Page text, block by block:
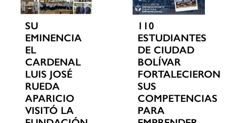
SU
EMINENCIA
EL
CARDENAL
LUIS JOSÉ
RUEDA
APARICIO
VISITÓ LA
110
ESTUDIANTES
DE CIUDAD
BOLÍVAR
FORTALECIERON
SUS
COMPETENCIAS
PARA